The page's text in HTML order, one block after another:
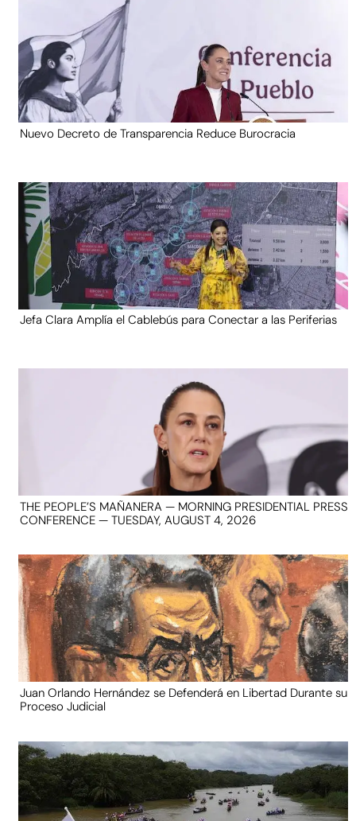
Nuevo Decreto de Transparencia Reduce Burocracia
Jefa Clara Amplía el Cablebús para Conectar a las Periferias
THE PEOPLE’S MAÑANERA — MORNING PRESIDENTIAL PRESS
CONFERENCE — TUESDAY, AUGUST 4, 2026
Juan Orlando Hernández se Defenderá en Libertad Durante su
Proceso Judicial